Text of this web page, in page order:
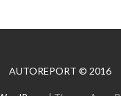
AUTOREPORT © 2016